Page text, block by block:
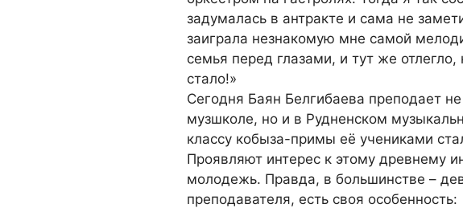
задумалась в антракте и сама не
заиграла незнакомую мне самой
семья перед глазами, и тут же отлегло,
стало!»
Сегодня Баян Белгибаева преподает
музшколе, но и в Рудненском
классу кобыза-примы её учениками
Проявляют интерес к этому древнему
молодежь. Правда, в большинстве –
преподавателя, есть своя особенность: